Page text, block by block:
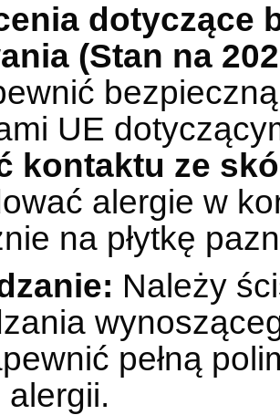
dotyczące
(Stan na
UE
kontaktu ze
alergie w
na płytkę
Należy
pełną